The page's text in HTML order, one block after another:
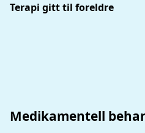
Terapi gitt til foreldre
Medikamentell